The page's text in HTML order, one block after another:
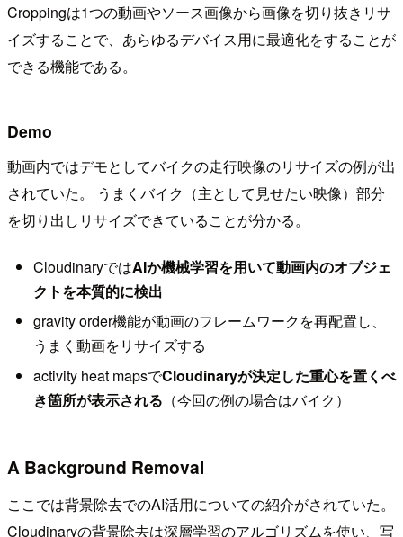
Croppingは1つの動画やソース画像から画像を切り抜きリサ
イズすることで、あらゆるデバイス用に最適化をすることが
できる機能である。
Demo
動画内ではデモとしてバイクの走行映像のリサイズの例が出
されていた。 うまくバイク（主として見せたい映像）部分
を切り出しリサイズできていることが分かる。
CloudinaryではAIか機械学習を用いて動画内のオブジェ
クトを本質的に検出
gravity order機能が動画のフレームワークを再配置し、
うまく動画をリサイズする
activity heat mapsでCloudinaryが決定した重心を置くべ
き箇所が表示される （今回の例の場合はバイク）
A Background Removal
ここでは背景除去でのAI活用についての紹介がされていた。
Cloudinaryの背景除去は深層学習のアルゴリズムを使い、写